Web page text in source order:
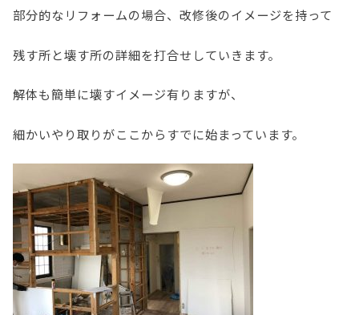
部分的なリフォームの場合、改修後のイメージを持って
残す所と壊す所の詳細を打合せしていきます。
解体も簡単に壊すイメージ有りますが、
細かいやり取りがここからすでに始まっています。